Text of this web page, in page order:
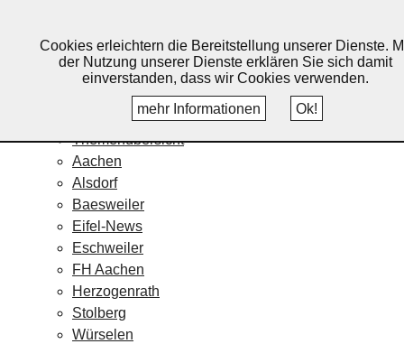
Home
Veranstaltungskalender
Themenübersicht
Aachen
Alsdorf
Baesweiler
Eifel-News
Eschweiler
FH Aachen
Herzogenrath
Stolberg
Würselen
Cookies erleichtern die Bereitstellung unserer Dienste.
der Nutzung unserer Dienste erklären Sie sich damit
einverstanden, dass wir Cookies verwenden.
mehr Informationen
Ok!